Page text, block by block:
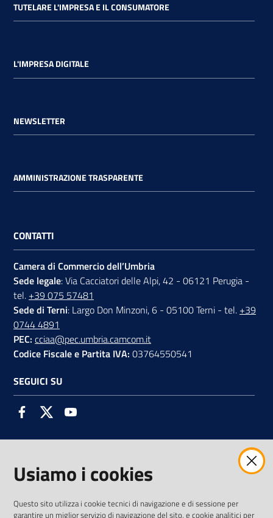
TUTELARE L'IMPRESA E IL CONSUMATORE
L'IMPRESA DIGITALE
NEWSLETTER
AMMINISTRAZIONE TRASPARENTE
CONTATTI
Camera di Commercio dell’Umbria
Sede legale: Via Cacciatori delle Alpi, 42 - 06121 Perugia -
tel. +39 075 57481
Sede di Terni: Largo Don Minzoni, 6 - 05100 Terni - tel. +39
0744 4891
PEC: cciaa@pec.umbria.camcom.it
Codice Fiscale e Partita IVA: 03764550541
SEGUICI SU
FacebookTwitter
AMMINISTRAZIONE TRASPARENTE INTERCAM S.C.A.R.L.
Usiamo i cookies
Questo sito utilizza i cookie tecnici di navigazione e di sessione per
garantire un miglior servizio di navigazione del sito, e cookie analitici per